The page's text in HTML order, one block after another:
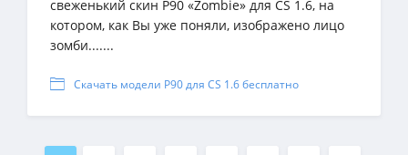
свеженький скин P90 «Zombie» для CS 1.6, на
котором, как Вы уже поняли, изображено лицо
зомби.......
Скачать модели P90 для CS 1.6 бесплатно